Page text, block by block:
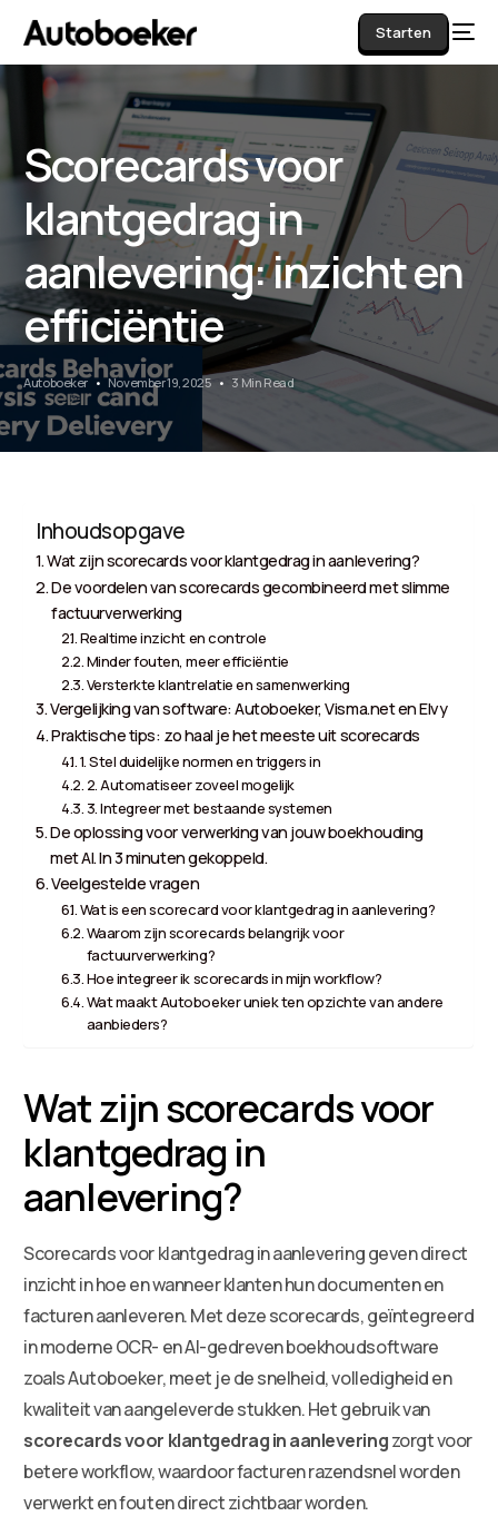
Starten
Scorecards voor
klantgedrag in
aanlevering: inzicht en
efficiëntie
Autoboeker November 19, 2025 3 Min Read
Inhoudsopgave
Wat zijn scorecards voor klantgedrag in aanlevering?
De voordelen van scorecards gecombineerd met slimme
factuurverwerking
Realtime inzicht en controle
Minder fouten, meer efficiëntie
Versterkte klantrelatie en samenwerking
Vergelijking van software: Autoboeker, Visma.net en Elvy
Praktische tips: zo haal je het meeste uit scorecards
1. Stel duidelijke normen en triggers in
2. Automatiseer zoveel mogelijk
3. Integreer met bestaande systemen
De oplossing voor verwerking van jouw boekhouding
met AI. In 3 minuten gekoppeld.
Veelgestelde vragen
Wat is een scorecard voor klantgedrag in aanlevering?
Waarom zijn scorecards belangrijk voor
factuurverwerking?
Hoe integreer ik scorecards in mijn workflow?
Wat maakt Autoboeker uniek ten opzichte van andere
aanbieders?
Wat zijn scorecards voor
klantgedrag in
aanlevering?
Scorecards voor klantgedrag in aanlevering geven direct
inzicht in hoe en wanneer klanten hun documenten en
facturen aanleveren. Met deze scorecards, geïntegreerd
in moderne OCR- en AI-gedreven boekhoudsoftware
zoals Autoboeker, meet je de snelheid, volledigheid en
kwaliteit van aangeleverde stukken. Het gebruik van
scorecards voor klantgedrag in aanleveringzorgt voor
betere workflow, waardoor facturen razendsnel worden
verwerkt en fouten direct zichtbaar worden.
AI